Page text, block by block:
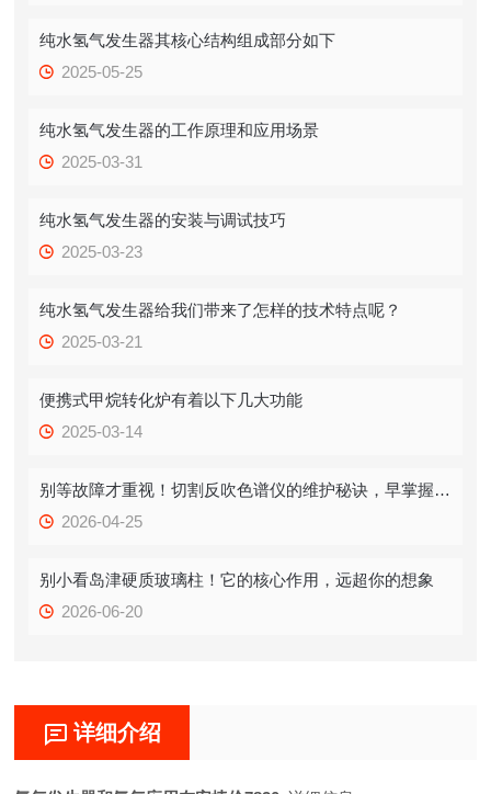
纯水氢气发生器其核心结构组成部分如下
2025-05-25
纯水氢气发生器的工作原理和应用场景
2025-03-31
纯水氢气发生器的安装与调试技巧
2025-03-23
纯水氢气发生器给我们带来了怎样的技术特点呢？
2025-03-21
便携式甲烷转化炉有着以下几大功能
2025-03-14
别等故障才重视！切割反吹色谱仪的维护秘诀，早掌握少踩坑
2026-04-25
别小看岛津硬质玻璃柱！它的核心作用，远超你的想象
2026-06-20
详细介绍